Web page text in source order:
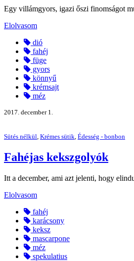
Egy villámgyors, igazi őszi finomságot
Elolvasom
dió
fahéj
füge
gyors
könnyű
krémsajt
méz
2017. december 1.
Sütés nélkül, Krémes sütik, Édesség - bonbon
Fahéjas kekszgolyók
Itt a december, ami azt jelenti, hogy
Elolvasom
fahéj
karácsony
keksz
mascarpone
méz
spekulatius